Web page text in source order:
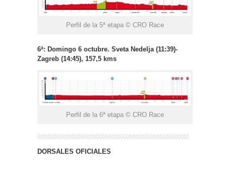
Perfil de la 5ª etapa © CRO Race
6ª: Domingo 6 octubre. Sveta Nedelja (11:39)-
Zagreb (14:45), 157,5 kms
Perfil de la 6ª etapa © CRO Race
DORSALES OFICIALES